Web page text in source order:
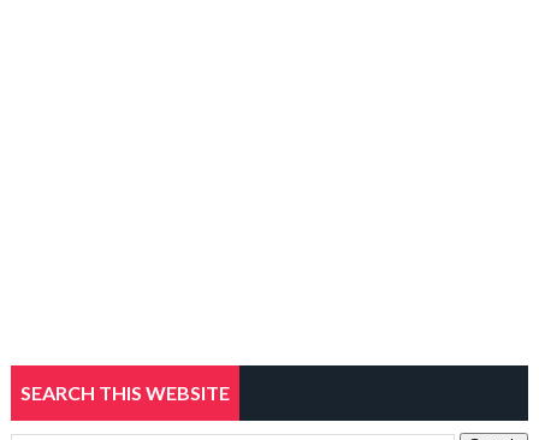
SEARCH THIS WEBSITE